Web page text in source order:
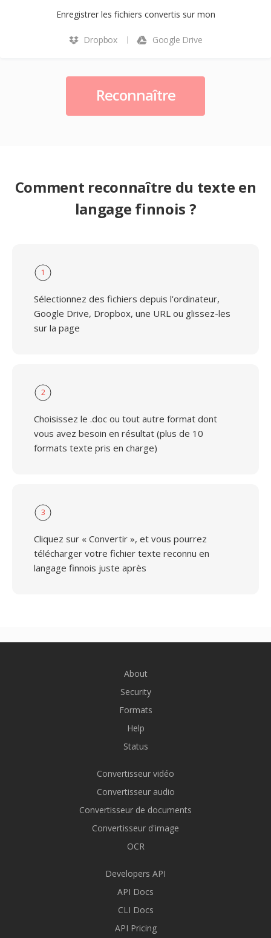
Enregistrer les fichiers convertis sur mon
Dropbox Google Drive
Reconnaître
Comment reconnaître du texte en
langage finnois ?
1
Sélectionnez des fichiers depuis l'ordinateur,
Google Drive, Dropbox, une URL ou glissez-les
sur la page
2
Choisissez le .doc ou tout autre format dont
vous avez besoin en résultat (plus de 10
formats texte pris en charge)
3
Cliquez sur « Convertir », et vous pourrez
télécharger votre fichier texte reconnu en
langage finnois juste après
About
Security
Formats
Help
Status
Convertisseur vidéo
Convertisseur audio
Convertisseur de documents
Convertisseur d'image
OCR
Developers API
API Docs
CLI Docs
API Pricing